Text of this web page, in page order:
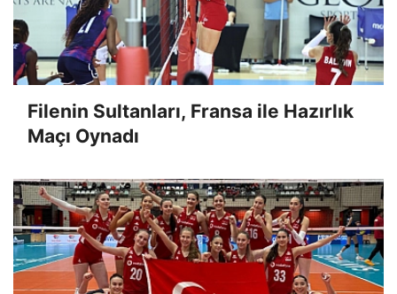
Filenin Sultanları, Fransa ile Hazırlık
Maçı Oynadı